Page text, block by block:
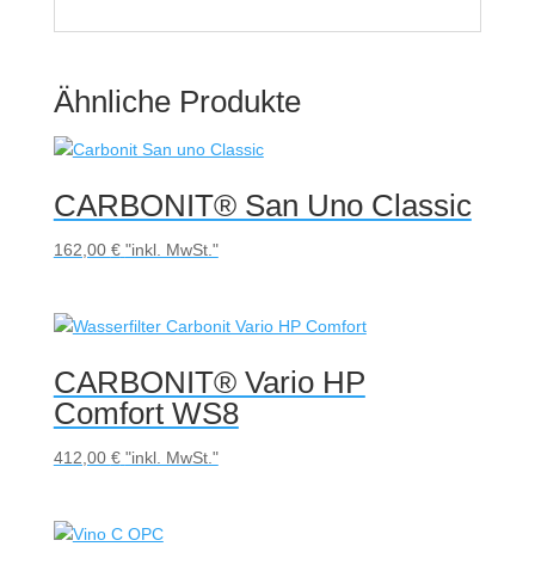
Ähnliche Produkte
CARBONIT® San Uno Classic
162,00 € "inkl. MwSt."
CARBONIT® Vario HP
Comfort WS8
412,00 € "inkl. MwSt."